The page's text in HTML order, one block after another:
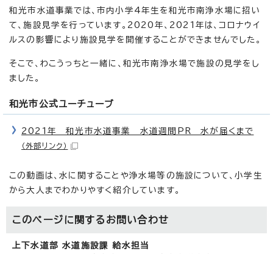
和光市水道事業では、市内小学4年生を和光市南浄水場に招い
て、施設見学を行っています。2020年、2021年は、コロナウイ
ルスの影響により施設見学を開催することができませんでした。
そこで、わこうっちと一緒に、和光市南浄水場で施設の見学をし
ました。
和光市公式ユーチューブ
2021年 和光市水道事業 水道週間PR 水が届くまで
（外部リンク）
この動画は、水に関することや浄水場等の施設について、小学生
から大人までわかりやすく紹介しています。
このページに関する お問い合わせ
上下水道部 水道施設課 給水担当